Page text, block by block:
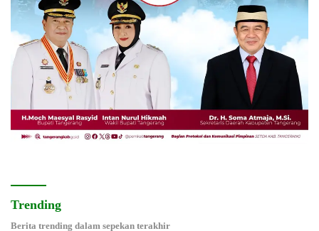
Trending
Berita trending dalam sepekan terakhir